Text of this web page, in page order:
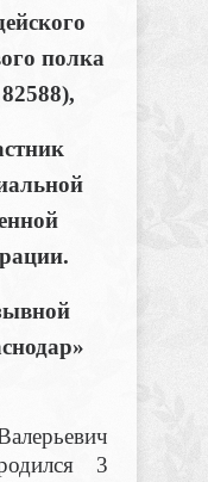
полка
3